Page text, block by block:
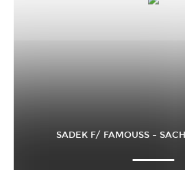
SADEK F/ FAMOUSS –